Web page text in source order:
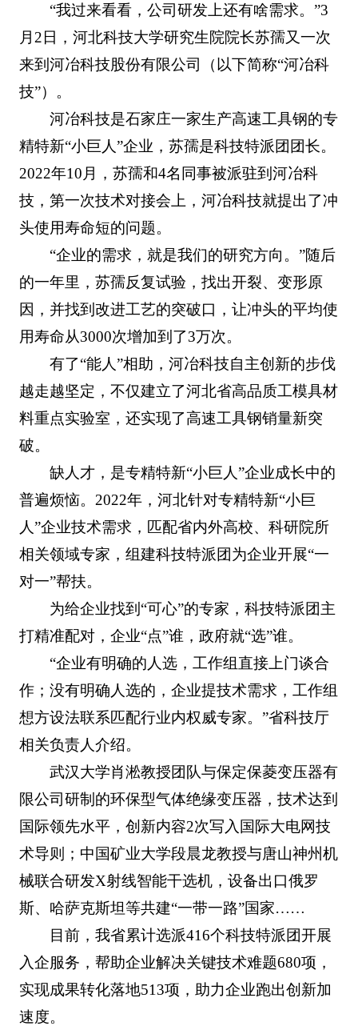
“我过来看看，公司研发上还有啥需求。”3
月2日，河北科技大学研究生院院长苏孺又一次
来到河冶科技股份有限公司（以下简称“河冶科
技”）。
河冶科技是石家庄一家生产高速工具钢的专
精特新“小巨人”企业，苏孺是科技特派团团长。
2022年10月，苏孺和4名同事被派驻到河冶科
技，第一次技术对接会上，河冶科技就提出了冲
头使用寿命短的问题。
“企业的需求，就是我们的研究方向。”随后
的一年里，苏孺反复试验，找出开裂、变形原
因，并找到改进工艺的突破口，让冲头的平均使
用寿命从3000次增加到了3万次。
有了“能人”相助，河冶科技自主创新的步伐
越走越坚定，不仅建立了河北省高品质工模具材
料重点实验室，还实现了高速工具钢销量新突
破。
缺人才，是专精特新“小巨人”企业成长中的
普遍烦恼。2022年，河北针对专精特新“小巨
人”企业技术需求，匹配省内外高校、科研院所
相关领域专家，组建科技特派团为企业开展“一
对一”帮扶。
为给企业找到“可心”的专家，科技特派团主
打精准配对，企业“点”谁，政府就“选”谁。
“企业有明确的人选，工作组直接上门谈合
作；没有明确人选的，企业提技术需求，工作组
想方设法联系匹配行业内权威专家。”省科技厅
相关负责人介绍。
武汉大学肖淞教授团队与保定保菱变压器有
限公司研制的环保型气体绝缘变压器，技术达到
国际领先水平，创新内容2次写入国际大电网技
术导则；中国矿业大学段晨龙教授与唐山神州机
械联合研发X射线智能干选机，设备出口俄罗
斯、哈萨克斯坦等共建“一带一路”国家……
目前，我省累计选派416个科技特派团开展
入企服务，帮助企业解决关键技术难题680项，
实现成果转化落地513项，助力企业跑出创新加
速度。